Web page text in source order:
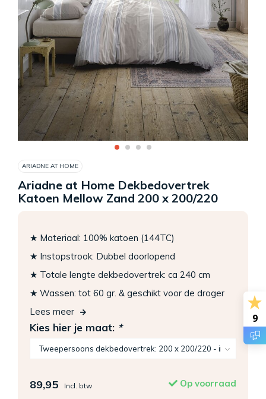
ARIADNE AT HOME
Ariadne at Home Dekbedovertrek
Katoen Mellow Zand 200 x 200/220
★ Materiaal: 100% katoen (144TC)
★ Instopstrook: Dubbel doorlopend
★ Totale lengte dekbedovertrek: ca 240 cm
★ Wassen: tot 60 gr. & geschikt voor de droger
Lees meer
Kies hier je maat: *
89,95 Incl. btw Op voorraad
9